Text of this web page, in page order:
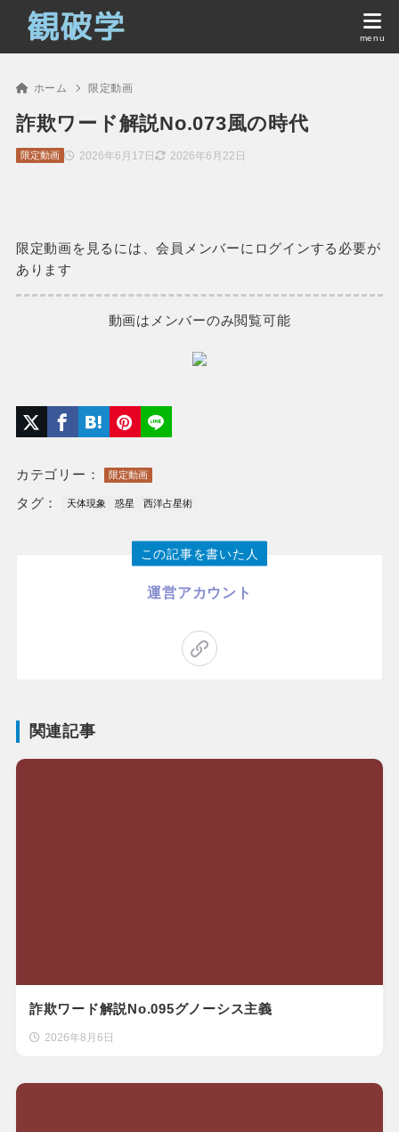
ホーム 限定動画
詐欺ワード解説No.073風の時代
2026年6月17日 2026年6月22日
限定動画
限定動画を見るには、会員メンバーにログインする必要が
あります
動画はメンバーのみ閲覧可能
カテゴリー： 限定動画
タグ： 天体現象 惑星 西洋占星術
この記事を書いた人
運営アカウント
関連記事
詐欺ワード解説No.095グノーシス主義
2026年8月6日